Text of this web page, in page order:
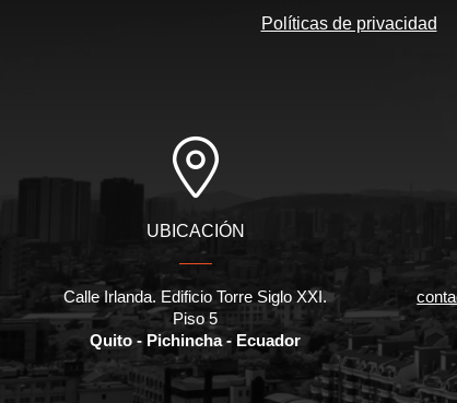
Políticas de privacidad
UBICACIÓN
Calle Irlanda. Edificio Torre Siglo XXI.
Piso 5
Quito - Pichincha - Ecuador